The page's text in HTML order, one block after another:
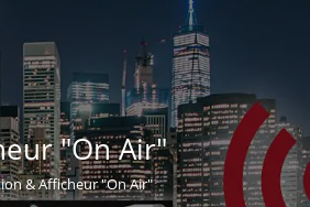
"On Air"
& Afficheur "On Air"